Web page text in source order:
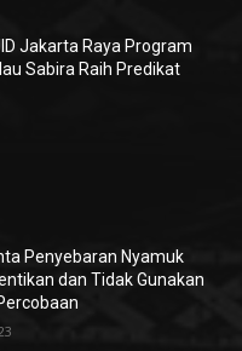
Jakarta Raya Program
Sabira Raih Predikat
Penyebaran Nyamuk
dan Tidak Gunakan